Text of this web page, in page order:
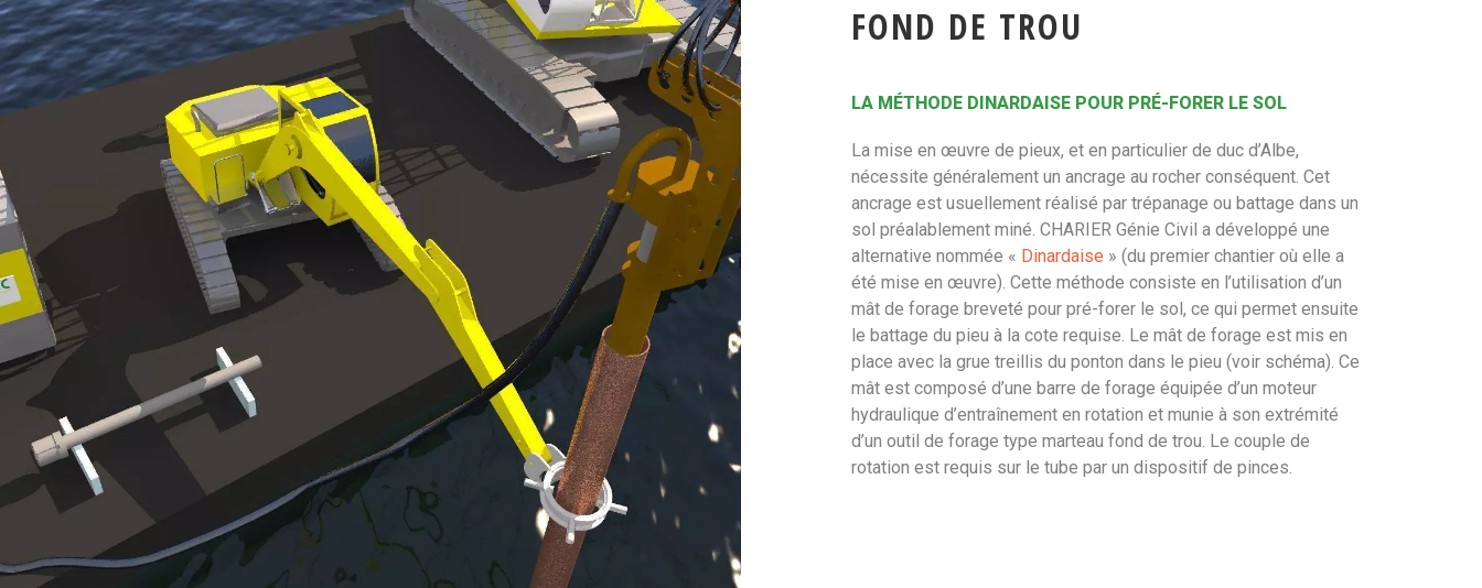
FOND DE TROU
LA MÉTHODE DINARDAISE POUR PRÉ-FORER LE SOL
La mise en œuvre de pieux, et en particulier de duc d’Albe,
nécessite généralement un ancrage au rocher conséquent. Cet
ancrage est usuellement réalisé par trépanage ou battage dans un
sol préalablement miné. CHARIER Génie Civil a développé une
alternative nommée « Dinardaise » (du premier chantier où elle a
été mise en œuvre). Cette méthode consiste en l’utilisation d’un
mât de forage breveté pour pré-forer le sol, ce qui permet ensuite
le battage du pieu à la cote requise. Le mât de forage est mis en
place avec la grue treillis du ponton dans le pieu (voir schéma). Ce
mât est composé d’une barre de forage équipée d’un moteur
hydraulique d’entraînement en rotation et munie à son extrémité
d’un outil de forage type marteau fond de trou. Le couple de
rotation est requis sur le tube par un dispositif de pinces.